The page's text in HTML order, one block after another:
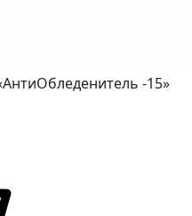
-15»